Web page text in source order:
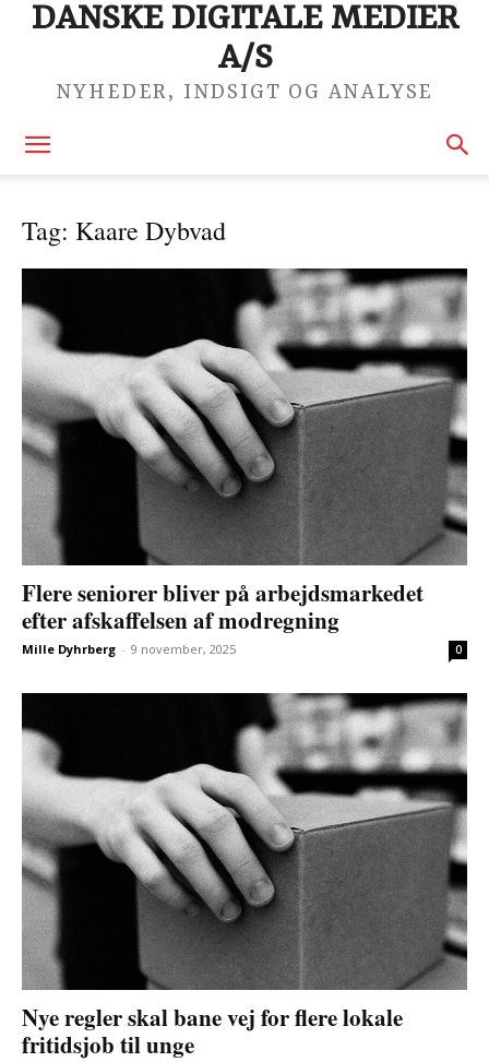
DANSKE DIGITALE MEDIER
A/S
NYHEDER, INDSIGT OG ANALYSE
Tag: Kaare Dybvad
Flere seniorer bliver på arbejdsmarkedet
efter afskaffelsen af modregning
Mille Dyhrberg - 9 november, 2025 0
Nye regler skal bane vej for flere lokale
fritidsjob til unge